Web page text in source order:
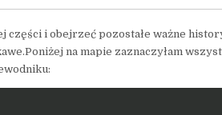
części i obejrzeć pozostałe ważne
na mapie zaznaczyłam